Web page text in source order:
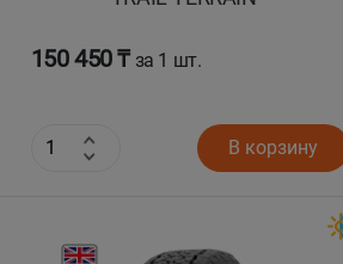
150 450 ₸ за 1 шт.
В корзину